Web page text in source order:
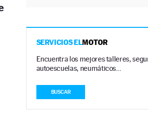
SERVICIOS ELMOTOR
Encuentra los mejores talleres,
autoescuelas, neumáticos…
BUSCAR